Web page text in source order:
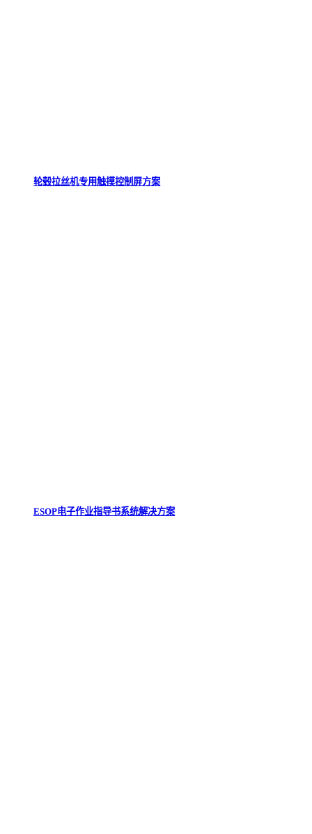
轮毂拉丝机专用触摸控制屏方案
ESOP电子作业指导书系统解决方案